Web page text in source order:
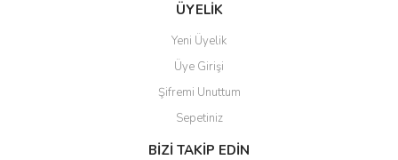
ÜYELİK
Yeni Üyelik
Üye Girişi
Şifremi Unuttum
Sepetiniz
BİZİ TAKİP EDİN